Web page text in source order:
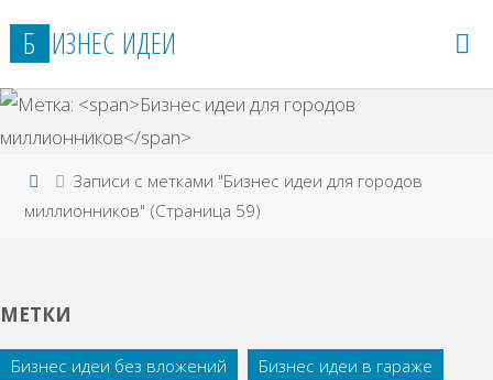
Б ИЗНЕС ИДЕИ
Главная
Записи с метками "Бизнес идеи для городов
миллионников" (Страница 59)
МЕТКИ
Бизнес идеи без вложений
Бизнес идеи в гараже